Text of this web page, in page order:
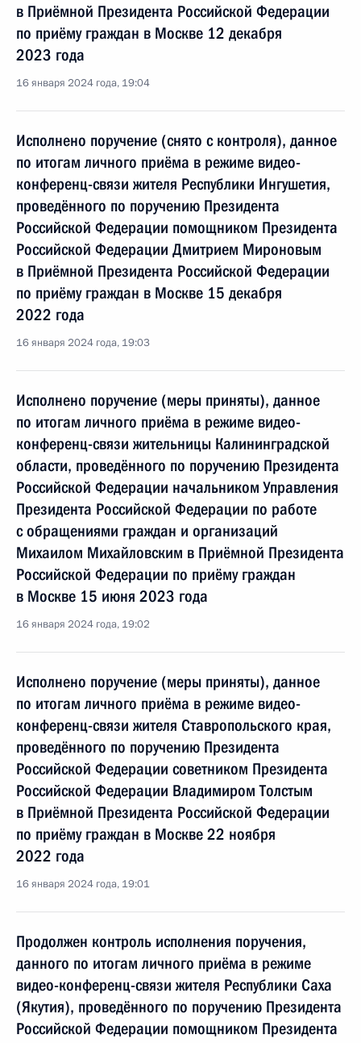
в Приёмной Президента Российской Федерации
по приёму граждан в Москве 12 декабря
2023 года
16 января 2024 года, 19:04
Исполнено поручение (снято с контроля), данное
по итогам личного приёма в режиме видео-
конференц-связи жителя Республики Ингушетия,
проведённого по поручению Президента
Российской Федерации помощником Президента
Российской Федерации Дмитрием Мироновым
в Приёмной Президента Российской Федерации
по приёму граждан в Москве 15 декабря
2022 года
16 января 2024 года, 19:03
Исполнено поручение (меры приняты), данное
по итогам личного приёма в режиме видео-
конференц-связи жительницы Калининградской
области, проведённого по поручению Президента
Российской Федерации начальником Управления
Президента Российской Федерации по работе
с обращениями граждан и организаций
Михаилом Михайловским в Приёмной Президента
Российской Федерации по приёму граждан
в Москве 15 июня 2023 года
16 января 2024 года, 19:02
Исполнено поручение (меры приняты), данное
по итогам личного приёма в режиме видео-
конференц-связи жителя Ставропольского края,
проведённого по поручению Президента
Российской Федерации советником Президента
Российской Федерации Владимиром Толстым
в Приёмной Президента Российской Федерации
по приёму граждан в Москве 22 ноября
2022 года
16 января 2024 года, 19:01
Продолжен контроль исполнения поручения,
данного по итогам личного приёма в режиме
видео-конференц-связи жителя Республики Саха
(Якутия), проведённого по поручению Президента
Российской Федерации помощником Президента